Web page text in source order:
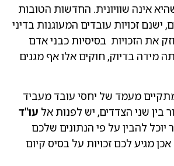
אינה שוויונית. החדשות הטובות
ישנם זכויות עובדים המעוגנות בדיני
את הזכויות בסיסיות כבני אדם
מידה בדיוק, חוקים אלו אף מגנים
מעמד של יחסי עובד מעביד
שני הצדדים, יש לפנות אל עו"ד
יוכל להבין על פי הנתונים שלכם
מגיע לכם זכויות על בסיס קיום